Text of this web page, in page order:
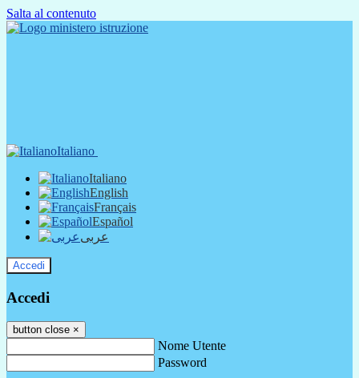
Salta al contenuto
Italiano
Italiano
English
Français
Español
عربى
Accedi
Accedi
button close ×
Nome Utente
Password